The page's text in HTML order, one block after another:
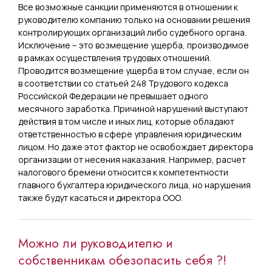
Все возможные санкции применяются в отношении к
руководителю компанию только на основании решения
контролирующих организаций либо судебного органа.
Исключение – это возмещение ущерба, производимое
в рамках осуществления трудовых отношений.
Проводится возмещение ущерба в том случае, если он
в соответствии со статьей 248 Трудового кодекса
Российской Федерации не превышает одного
месячного заработка. Причиной нарушений выступают
действия в том числе и иных лиц, которые обладают
ответственностью в сфере управления юридическим
лицом. Но даже этот фактор не освобождает директора
организации от несения наказания. Например, расчет
налогового бремени относится к компетентности
главного бухгалтера юридического лица, но нарушения
также будут касаться и директора ООО.
Можно ли руководителю и
собственникам обезопасить себя ?!